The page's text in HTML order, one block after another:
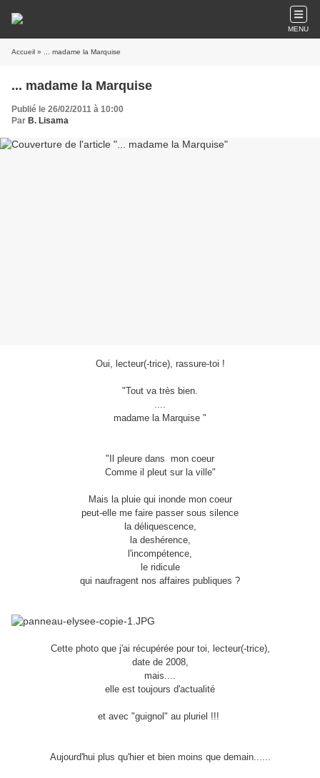
MENU
Accueil » ... madame la Marquise
... madame la Marquise
Publié le 26/02/2011 à 10:00
Par B. Lisama
Oui, lecteur(-trice), rassure-toi !
"Tout va très bien.
....
madame la Marquise "
"Il pleure dans mon coeur
Comme il pleut sur la ville"
Mais la pluie qui inonde mon coeur
peut-elle me faire passer sous silence
la déliquescence,
la deshérence,
l'incompétence,
le ridicule
qui naufragent nos affaires publiques ?
Cette photo que j'ai récupérée pour toi, lecteur(-trice),
date de 2008,
mais....
elle est toujours d'actualité
et avec "guignol" au pluriel !!!
Aujourd'hui plus qu'hier et bien moins que demain......